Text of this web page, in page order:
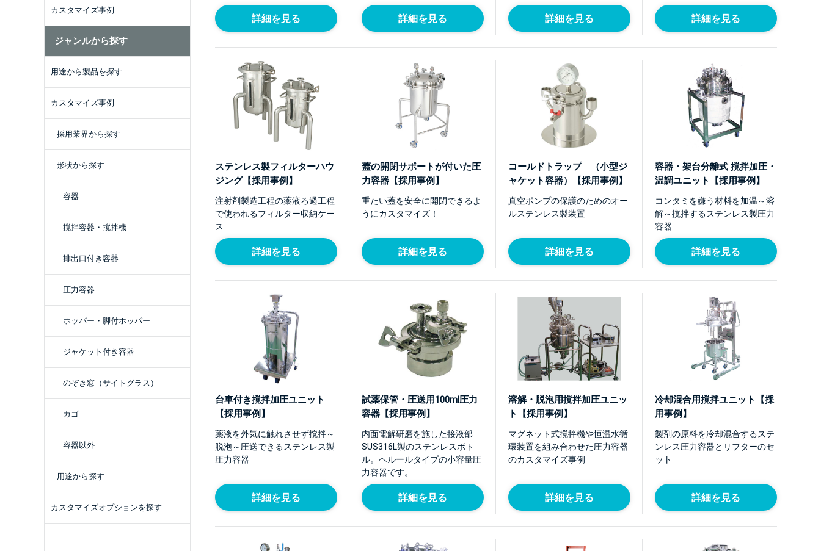
カスタマイズ事例
ジャンルから探す
用途から製品を探す
カスタマイズ事例
採用業界から探す
形状から探す
容器
撹拌容器・撹拌機
排出口付き容器
圧力容器
ホッパー・脚付ホッパー
ジャケット付き容器
のぞき窓（サイトグラス）
カゴ
容器以外
用途から探す
カスタマイズオプションを探す
詳細を見る 詳細を見る 詳細を見る 詳細を見る
ステンレス製フィルターハウ
ジング【採用事例】
注射剤製造工程の薬液ろ過工程
で使われるフィルター収納ケー
ス
詳細を見る
蓋の開閉サポートが付いた圧
力容器【採用事例】
重たい蓋を安全に開閉できるよ
うにカスタマイズ！
詳細を見る
コールドトラップ （小型ジ
ャケット容器）【採用事例】
真空ポンプの保護のためのオー
ルステンレス製装置
詳細を見る
容器・架台分離式 撹拌加圧・
温調ユニット【採用事例】
コンタミを嫌う材料を加温～溶
解～撹拌するステンレス製圧力
容器
詳細を見る
台車付き撹拌加圧ユニット
【採用事例】
薬液を外気に触れさせず撹拌～
脱泡～圧送できるステンレス製
圧力容器
詳細を見る
試薬保管・圧送用100ml圧力
容器【採用事例】
内面電解研磨を施した接液部
SUS316L製のステンレスボト
ル。ヘルールタイプの小容量圧
力容器です。
詳細を見る
溶解・脱泡用撹拌加圧ユニッ
ト【採用事例】
マグネット式撹拌機や恒温水循
環装置を組み合わせた圧力容器
のカスタマイズ事例
詳細を見る
冷却混合用撹拌ユニット【採
用事例】
製剤の原料を冷却混合するステ
ンレス圧力容器とリフターのセ
ット
詳細を見る